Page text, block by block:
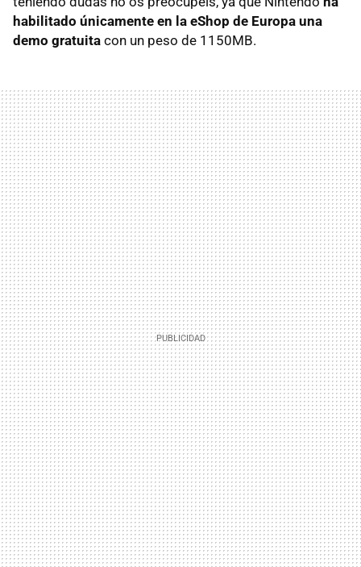
habilitado únicamente en la eShop de Europa una
demo gratuita con un peso de 1150MB.